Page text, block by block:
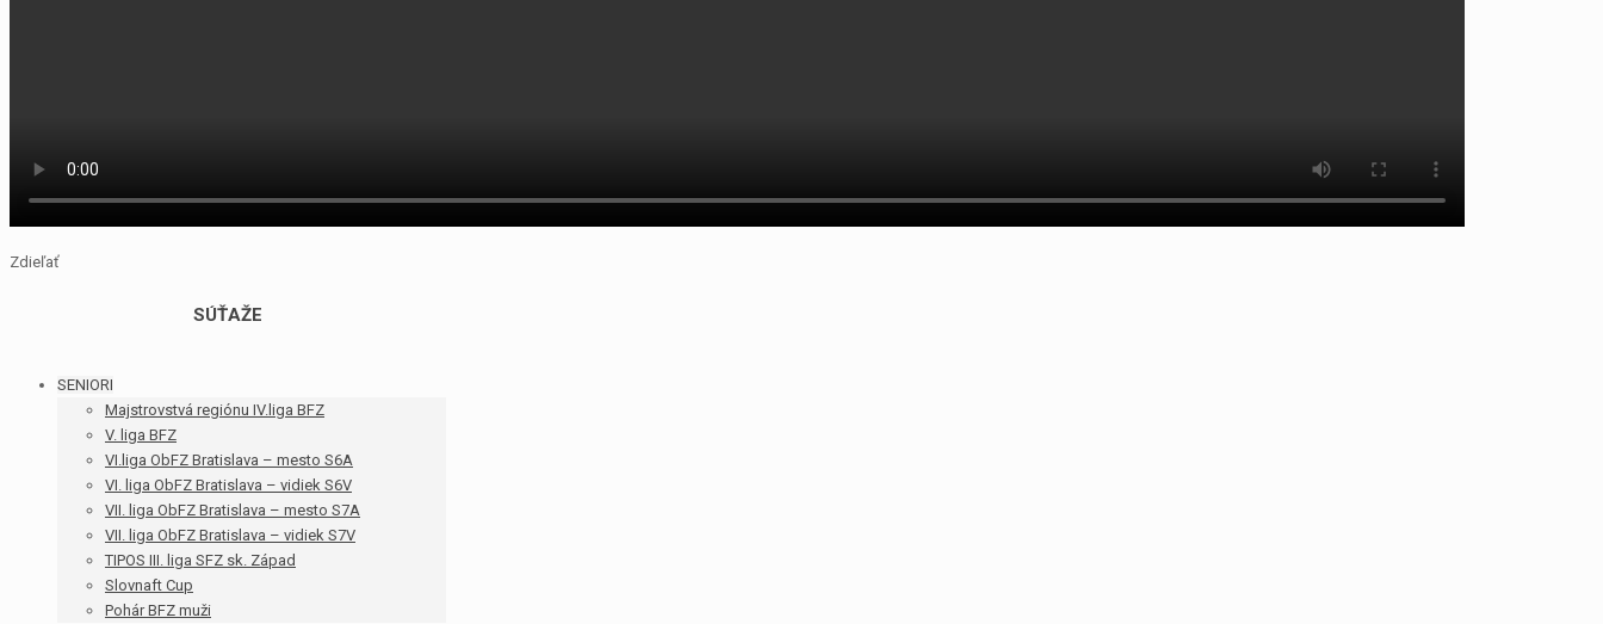
Zdieľať
SÚŤAŽE
SENIORI
Majstrovstvá regiónu IV.liga BFZ
V. liga BFZ
VI.liga ObFZ Bratislava – mesto S6A
VI. liga ObFZ Bratislava – vidiek S6V
VII. liga ObFZ Bratislava – mesto S7A
VII. liga ObFZ Bratislava – vidiek S7V
TIPOS III. liga SFZ sk. Západ
Slovnaft Cup
Pohár BFZ muži